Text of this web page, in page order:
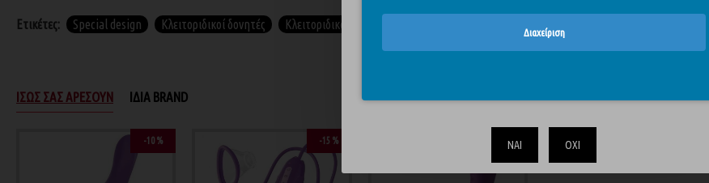
Διαχείριση
ΝΑΙ ΟΧΙ
Ετικέτες: Special design Κλειτοριδικοί δονητές Κλειτοριδικά sex toys
ΊΣΩΣ ΣΑΣ ΑΡΈΣΟΥΝ ΊΔΙΑ BRAND
-10 % -15 % -15 %